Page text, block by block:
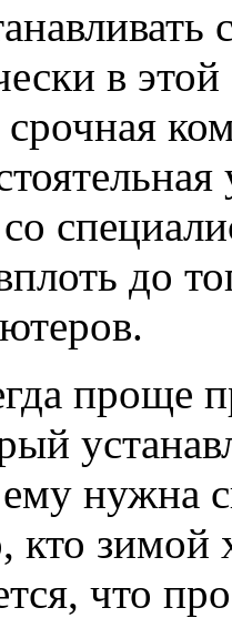
в
срочная
до
проще
ему нужна
кто зимой
что